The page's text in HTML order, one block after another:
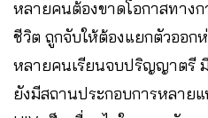
หลายคนต้องขาดโอกาสทาง
ชีวิต ถูกจับให้ต้องแยกตัวออก
หลายคนเรียนจบปริญญาตรี
ยังมีสถานประกอบการหลาย